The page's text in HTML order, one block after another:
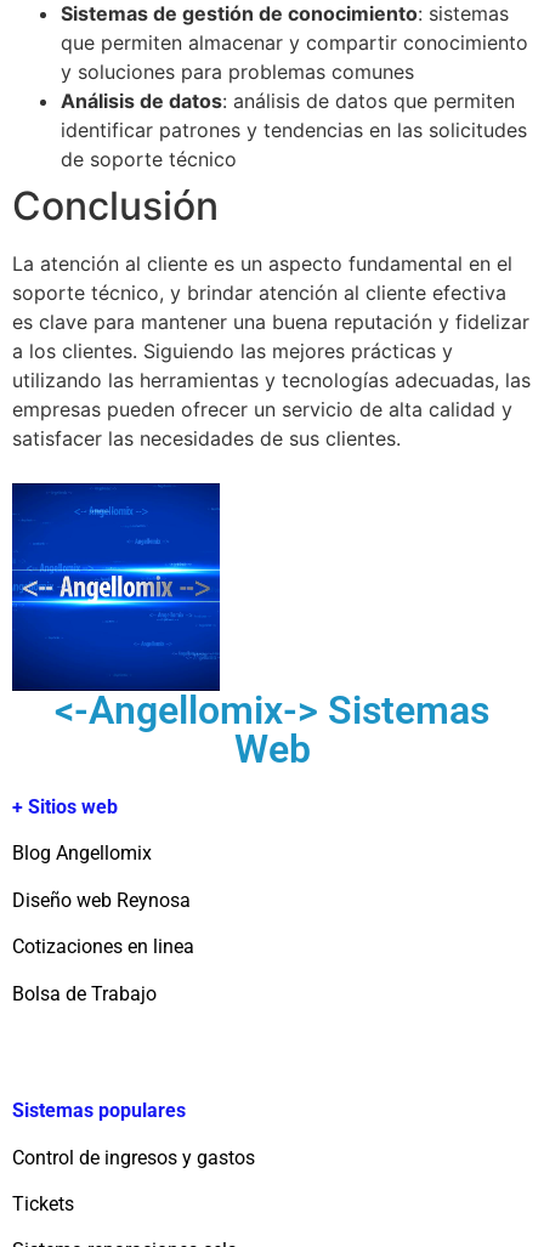
Sistemas de gestión de conocimiento: sistemas
que permiten almacenar y compartir conocimiento
y soluciones para problemas comunes
Análisis de datos: análisis de datos que permiten
identificar patrones y tendencias en las solicitudes
de soporte técnico
Conclusión
La atención al cliente es un aspecto fundamental en el
soporte técnico, y brindar atención al cliente efectiva
es clave para mantener una buena reputación y fidelizar
a los clientes. Siguiendo las mejores prácticas y
utilizando las herramientas y tecnologías adecuadas, las
empresas pueden ofrecer un servicio de alta calidad y
satisfacer las necesidades de sus clientes.
<-Angellomix-> Sistemas
Web
+ Sitios web
Blog Angellomix
Diseño web Reynosa
Cotizaciones en linea
Bolsa de Trabajo
Sistemas populares
Control de ingresos y gastos
Tickets